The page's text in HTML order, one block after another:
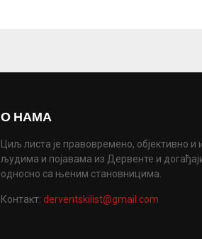
О НАМА
Циљ листа је правовремено, објективно
људима и појавама из Дервенте и
односно са њеним становницима.
Контакт: derventskilist@gmail.com